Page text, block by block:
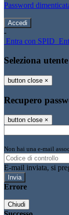
Password
-
Entra con SPID
Seleziona utente
button close ×
Recupero
button close ×
Non hai una e-mail
E-mail inviata, si
Errore
Chiudi